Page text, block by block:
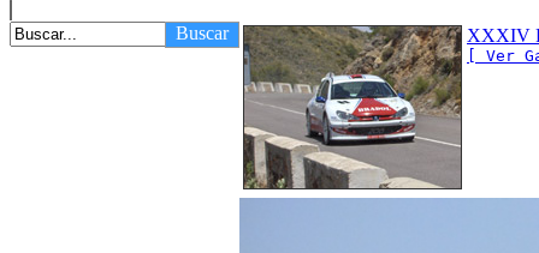
Buscar XXXIV
[ Ver